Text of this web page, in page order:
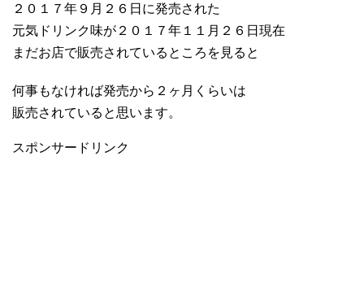
２０１７年９月２６日に発売された
元気ドリンク味が２０１７年１１月２６日現在
まだお店で販売されているところを見ると
何事もなければ発売から２ヶ月くらいは
販売されていると思います。
スポンサードリンク